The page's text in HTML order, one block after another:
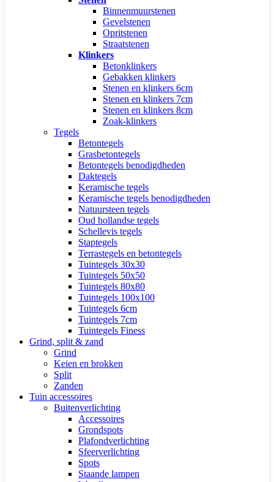
Binnenmuurstenen
Gevelstenen
Opritstenen
Straatstenen
Klinkers
Betonklinkers
Gebakken klinkers
Stenen en klinkers 6cm
Stenen en klinkers 7cm
Stenen en klinkers 8cm
Zoak-klinkers
Tegels
Betontegels
Grasbetontegels
Betontegels benodigdheden
Daktegels
Keramische tegels
Keramische tegels benodigdheden
Natuursteen tegels
Oud hollandse tegels
Schellevis tegels
Staptegels
Terrastegels en betontegels
Tuintegels 30x30
Tuintegels 50x50
Tuintegels 80x80
Tuintegels 100x100
Tuintegels 6cm
Tuintegels 7cm
Tuintegels Finess
Grind, split & zand
Grind
Keien en brokken
Split
Zanden
Tuin accessoires
Buitenverlichting
Accessoires
Grondspots
Plafondverlichting
Sfeerverlichting
Spots
Staande lampen